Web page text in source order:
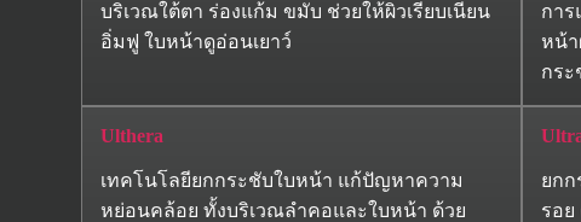
บริเวณใต้ตา ร่องแก้ม ขมับ ช่วยให้ผิวเรียบเนียน
อิ่มฟู ใบหน้าดูอ่อนเยาว์
การ
หน้า
กร
Ulthera
เทคโนโลยียกกระชับใบหน้า แก้ปัญหาความ
หย่อนคล้อย ทั้งบริเวณลำคอและใบหน้า ด้วย
ยก
รอย